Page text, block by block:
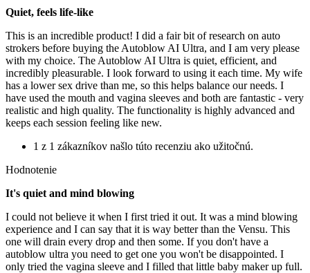
Quiet, feels life-like
This is an incredible product! I did a fair bit of research on auto
strokers before buying the Autoblow AI Ultra, and I am very please
with my choice. The Autoblow AI Ultra is quiet, efficient, and
incredibly pleasurable. I look forward to using it each time. My wife
has a lower sex drive than me, so this helps balance our needs. I
have used the mouth and vagina sleeves and both are fantastic - very
realistic and high quality. The functionality is highly advanced and
keeps each session feeling like new.
1 z 1 zákazníkov našlo túto recenziu ako užitočnú.
Hodnotenie
It's quiet and mind blowing
I could not believe it when I first tried it out. It was a mind blowing
experience and I can say that it is way better than the Vensu. This
one will drain every drop and then some. If you don't have a
autoblow ultra you need to get one you won't be disappointed. I
only tried the vagina sleeve and I filled that little baby maker up full.